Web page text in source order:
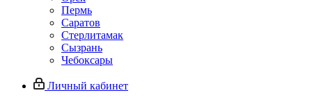
Пермь
Саратов
Стерлитамак
Сызрань
Чебоксары
Личный кабинет